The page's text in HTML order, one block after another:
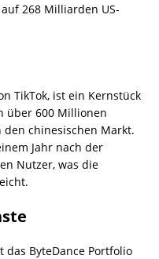
268 Milliarden US-
TikTok, ist ein Kernstück
über 600 Millionen
chinesischen Markt.
Jahr nach der
Nutzer, was die
das ByteDance Portfolio